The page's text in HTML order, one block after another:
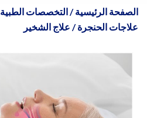
الصفحة الرئيسية /التخصصات الطبية
علاجات الحنجرة / علاج الشخير